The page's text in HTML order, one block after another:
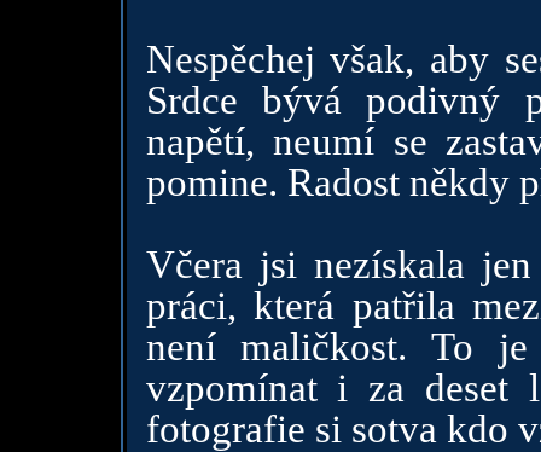
Nespěchej však, aby
Srdce bývá podivný
napětí, neumí se
pomine. Radost někdy
Včera jsi nezískala
práci, která patřila
není maličkost. To
vzpomínat i za deset
fotografie si sotva kdo